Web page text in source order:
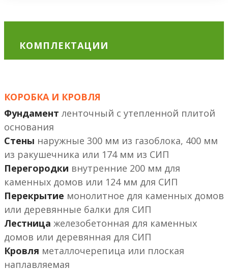
КОМПЛЕКТАЦИИ
КОРОБКА И КРОВЛЯ
Фундамент ленточный с утепленной плитой
основания
Стены наружные 300 мм из газоблока, 400 мм
из ракушечника или 174 мм из СИП
Перегородки внутренние 200 мм
или 124 мм
Перекрытие монолитное
или деревянные балки
Лестница железобетонная
или деревянная
Кровля металлочерепица или плоская
наплавляемая